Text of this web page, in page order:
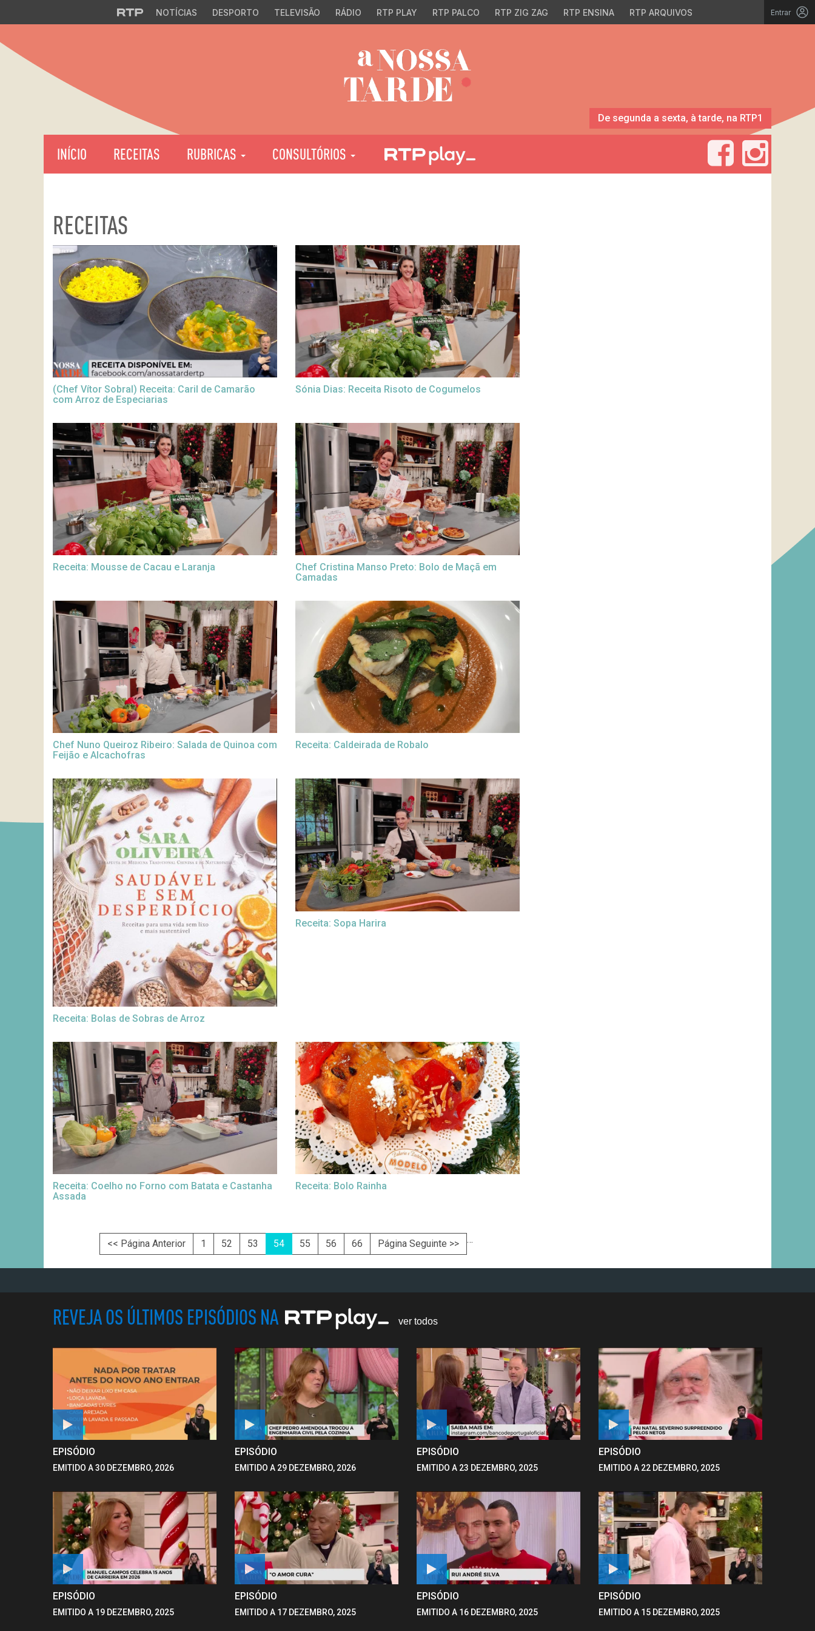
NOTÍCIAS DESPORTO TELEVISÃO RÁDIO RTP PLAY RTP PALCO RTP ZIG ZAG RTP ENSINA RTP ARQUIVOS Entrar
De segunda a sexta, à tarde, na RTP1
INÍCIO RECEITAS RUBRICAS CONSULTÓRIOS
RECEITAS
(Chef Vítor Sobral) Receita: Caril de Camarão
com Arroz de Especiarias
Sónia Dias: Receita Risoto de Cogumelos
Receita: Mousse de Cacau e Laranja
Chef Cristina Manso Preto: Bolo de Maçã em
Camadas
Chef Nuno Queiroz Ribeiro: Salada de Quinoa com
Feijão e Alcachofras
Receita: Caldeirada de Robalo
Receita: Bolas de Sobras de Arroz
Receita: Sopa Harira
Receita: Coelho no Forno com Batata e Castanha
Assada
Receita: Bolo Rainha
<< Página Anterior 1 …
52 53 54 55 56 66 Página Seguinte >>
REVEJA OS ÚLTIMOS EPISÓDIOS NA ver todos
EPISÓDIO
EMITIDO A 30 DEZEMBRO, 2026
EPISÓDIO
EMITIDO A 29 DEZEMBRO, 2026
EPISÓDIO
EMITIDO A 23 DEZEMBRO, 2025
EPISÓDIO
EMITIDO A 22 DEZEMBRO, 2025
EPISÓDIO
EMITIDO A 19 DEZEMBRO, 2025
EPISÓDIO
EMITIDO A 17 DEZEMBRO, 2025
EPISÓDIO
EMITIDO A 16 DEZEMBRO, 2025
EPISÓDIO
EMITIDO A 15 DEZEMBRO, 2025